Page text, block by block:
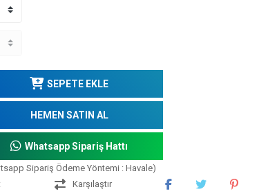
SEPETE EKLE
HEMEN SATIN AL
Whatsapp Sipariş Hattı
Sipariş Ödeme Yöntemi : Havale)
Karşılaştır